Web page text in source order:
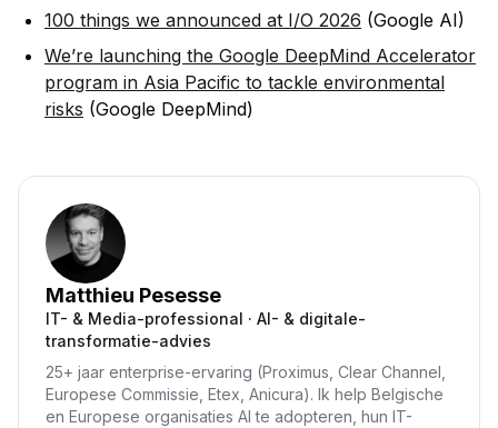
100 things we announced at I/O 2026 (Google AI)
We’re launching the Google DeepMind Accelerator
program in Asia Pacific to tackle environmental
risks (Google DeepMind)
Matthieu Pesesse
IT- & Media-professional · AI- & digitale-
transformatie-advies
25+ jaar enterprise-ervaring (Proximus, Clear Channel,
Europese Commissie, Etex, Anicura). Ik help Belgische
en Europese organisaties AI te adopteren, hun IT-